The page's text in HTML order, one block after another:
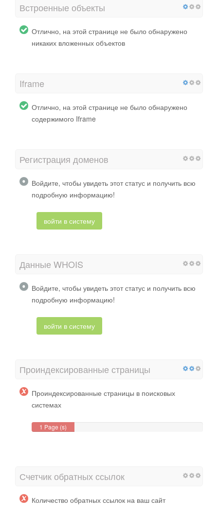
Встроенные объекты
Отлично, на этой странице не было обнаружено
никаких вложенных объектов
Iframe
Отлично, на этой странице не было обнаружено
содержимого Iframe
Регистрация доменов
Войдите, чтобы увидеть этот статус и получить всю
подробную информацию!
войти в систему
Данные WHOIS
Войдите, чтобы увидеть этот статус и получить всю
подробную информацию!
войти в систему
Проиндексированные страницы
Проиндексированные страницы в поисковых
системах
1 Page (s)
Счетчик обратных ссылок
Количество обратных ссылок на ваш сайт